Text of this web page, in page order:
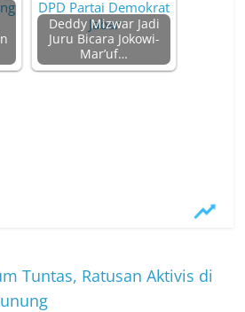
Deddy Mizwar Jadi
Juru Bicara Jokowi-
Mar’uf…
Tuntas, Ratusan Aktivis di